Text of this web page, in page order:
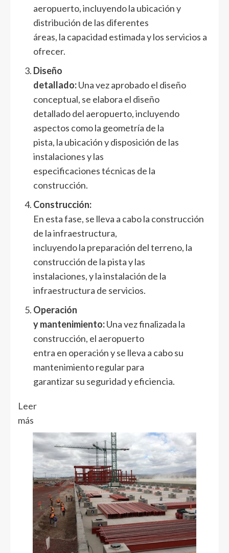
aeropuerto, incluyendo la ubicación y
distribución de las diferentes
áreas, la capacidad estimada y los servicios a
ofrecer.
Diseño
detallado:Una vez aprobado el diseño
conceptual, se elabora el diseño
detallado del aeropuerto, incluyendo
aspectos como la geometría de la
pista, la ubicación y disposición de las
instalaciones y las
especificaciones técnicas de la
construcción.
Construcción:
En esta fase, se lleva a cabo la construcción
de la infraestructura,
incluyendo la preparación del terreno, la
construcción de la pista y las
instalaciones, y la instalación de la
infraestructura de servicios.
Operación
y mantenimiento:Una vez finalizada la
construcción, el aeropuerto
entra en operación y se lleva a cabo su
mantenimiento regular para
garantizar su seguridad y eficiencia.
Leer
más